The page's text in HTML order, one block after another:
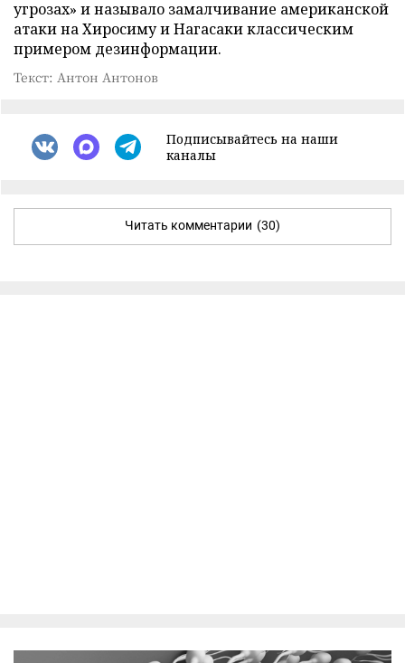
угрозах» и называло замалчивание американской
атаки на Хиросиму и Нагасаки классическим
примером дезинформации.
Текст: Антон Антонов
Подписывайтесь на наши
каналы
Читать комментарии (30)